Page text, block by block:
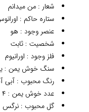
شعار : من میدانم
ستاره حاکم :
عنصر وجود : هو
شخصیت : ثابت
فلز وجود : اورانیوم
سنگ خوش یمن :
رنگ محبوب : آبی
عدد خوش یمن : ۴
گل محبوب : نرگس